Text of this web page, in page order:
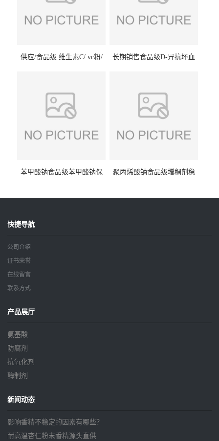
供应/食品级 维生素C/ vc粉/
长期销售食品级D-异抗坏血
苯甲酸钠食品级苯甲酸钠保
聚丙烯酸钠食品级增稠剂稳
快捷导航
公司介绍
证书荣誉
在线留言
联系方式
产品展厅
氨基酸
防腐剂
抗氧化剂
酶制剂
新闻动态
影响香精不稳定的因素有哪些？
耐高温杏仁粉末香精源头直供